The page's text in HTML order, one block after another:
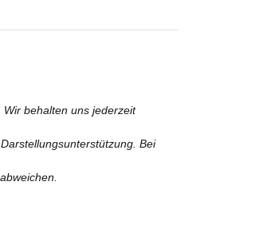
behalten uns jederzeit
Bei